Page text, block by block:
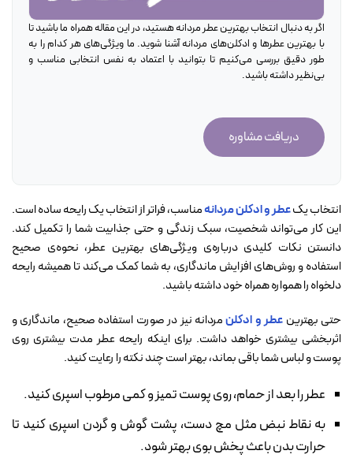
اگر به دنبال انتخاب بهترین عطر مردانه هستید، در این مقاله همراه ما باشید تا
با بهترین عطرها و ادکلن‌های مردانه آشنا شوید. ما ویژگی‌های هر کدام را به
طور دقیق بررسی می‌کنیم تا بتوانید با اعتماد به نفس انتخابی مناسب و
بی‌نظیر داشته باشید.
دریافت مشاوره
انتخاب یکعطر و ادکلن مردانهمناسب، فراتر از انتخاب یک رایحه ساده است.
این کار می‌تواند شخصیت، سبک زندگی و حتی جذابیت شما را تکمیل کند.
دانستن نکات کلیدی درباره‌ی ویژگی‌های بهترین عطر، نحوه‌ی صحیح
استفاده و روش‌های افزایش ماندگاری، به شما کمک می‌کند تا همیشه رایحه
دلخواه را همواره همراه خود داشته باشید.
حتی بهترین عطر و ادکلنمردانه نیز در صورت استفاده صحیح، ماندگاری و
اثربخشی بیشتری خواهد داشت. برای اینکه رایحه عطر مدت بیشتری روی
پوست و لباس شما باقی بماند، بهتر است چند نکته را رعایت کنید.
عطر را بعد از حمام، روی پوست تمیز و کمی مرطوب اسپری کنید.
به نقاط نبض مثل مچ دست، پشت گوش و گردن اسپری کنید تا
حرارت بدن باعث پخش بوی بهتر شود.